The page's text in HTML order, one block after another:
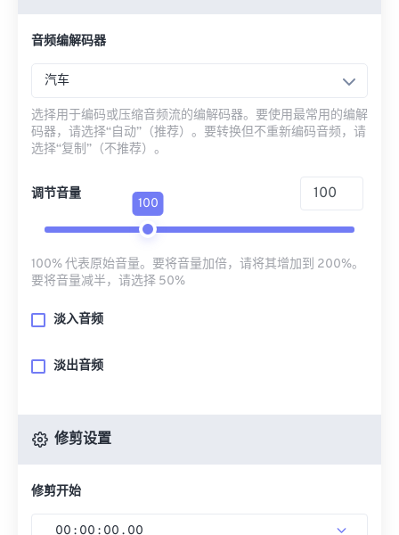
音频编解码器
汽车
选择用于编码或压缩音频流的编解码器。要使用最常用的编解
码器，请选择“自动”（推荐）。要转换但不重新编码音频，请
选择“复制”（不推荐）。
调节音量
100
100% 代表原始音量。要将音量加倍，请将其增加到 200%。
要将音量减半，请选择 50%
淡入音频
淡出音频
修剪设置
修剪开始
00 : 00 : 00 . 00